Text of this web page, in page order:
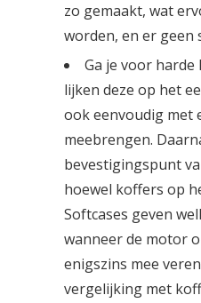
zo gemaakt, wat
worden, en er geen
Ga je voor
lijken deze op het
ook eenvoudig met
meebrengen.
bevestigingspunt
hoewel koffers op
Softcases geven
wanneer de motor
enigszins mee
vergelijking met